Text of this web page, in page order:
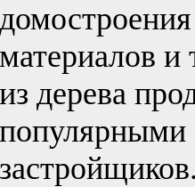
материалов и
из дерева
популярными